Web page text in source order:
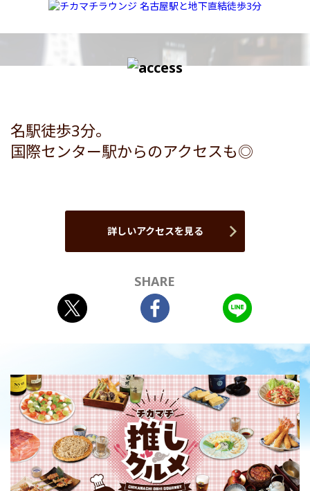
名駅徒歩3分。
国際センター駅からのアクセスも◎
詳しいアクセスを見る
SHARE